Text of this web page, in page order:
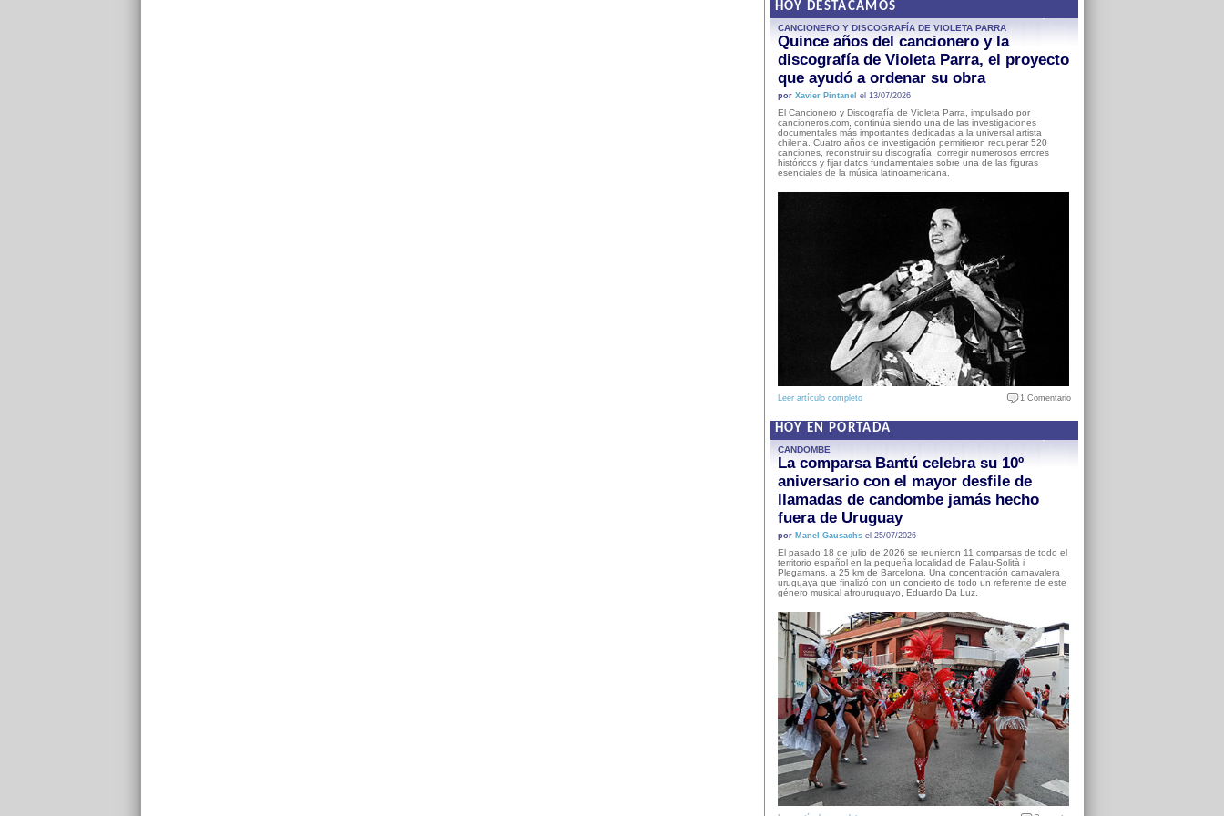
HOY DESTACAMOS
CANCIONERO Y DISCOGRAFÍA DE VIOLETA PARRA
Quince años del cancionero y la
discografía de Violeta Parra, el proyecto
que ayudó a ordenar su obra
por Xavier Pintanel el 13/07/2026
El Cancionero y Discografía de Violeta Parra, impulsado por
cancioneros.com, continúa siendo una de las investigaciones
documentales más importantes dedicadas a la universal artista
chilena. Cuatro años de investigación permitieron recuperar 520
canciones, reconstruir su discografía, corregir numerosos errores
históricos y fijar datos fundamentales sobre una de las figuras
esenciales de la música latinoamericana.
Leer artículo completo 1 Comentario
HOY EN PORTADA
CANDOMBE
La comparsa Bantú celebra su 10º
aniversario con el mayor desfile de
llamadas de candombe jamás hecho
fuera de Uruguay
por Manel Gausachsel 25/07/2026
El pasado 18 de julio de 2026 se reunieron 11 comparsas de todo el
territorio español en la pequeña localidad de Palau-Solità i
Plegamans, a 25 km de Barcelona. Una concentración carnavalera
uruguaya que finalizó con un concierto de todo un referente de este
género musical afrouruguayo, Eduardo Da Luz.